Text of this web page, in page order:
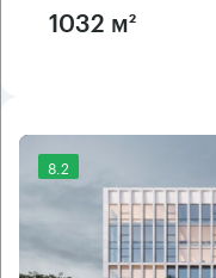
1032 м²
8.2